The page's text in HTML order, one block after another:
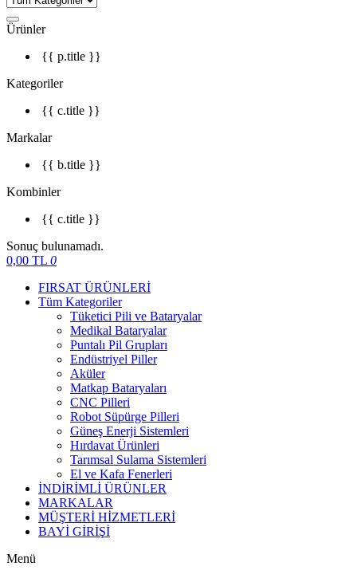
Ürünler
{{ p.title }}
Kategoriler
{{ c.title }}
Markalar
{{ b.title }}
Kombinler
{{ c.title }}
Sonuç bulunamadı.
0,00 TL 0
FIRSAT ÜRÜNLERİ
Tüm Kategoriler
Tüketici Pili ve Bataryalar
Medikal Bataryalar
Puntalı Pil Grupları
Endüstriyel Piller
Aküler
Matkap Bataryaları
CNC Pilleri
Robot Süpürge Pilleri
Güneş Enerji Sistemleri
Hırdavat Ürünleri
Tarımsal Sulama Sistemleri
El ve Kafa Fenerleri
İNDİRİMLİ ÜRÜNLER
MARKALAR
MÜŞTERİ HİZMETLERİ
BAYİ GİRİŞİ
Menü